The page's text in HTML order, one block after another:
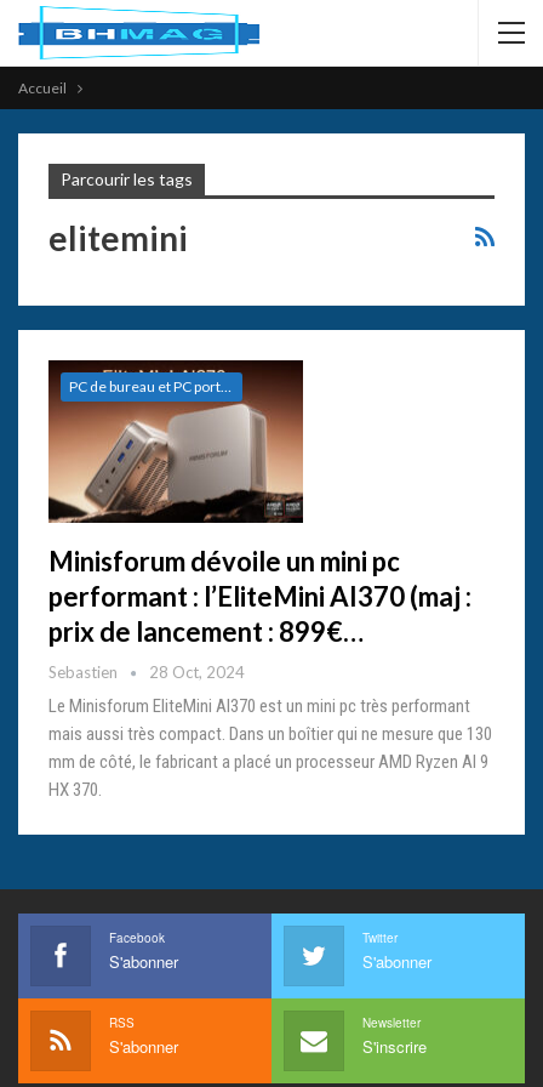
Accueil
Parcourir les tags
elitemini
Minisforum dévoile un mini pc
performant : l’EliteMini AI370 (maj :
prix de lancement : 899€…
Sebastien 28 Oct, 2024
Le Minisforum EliteMini AI370 est un mini pc très performant
mais aussi très compact. Dans un boîtier qui ne mesure que 130
mm de côté, le fabricant a placé un processeur AMD Ryzen AI 9
HX 370.
Facebook
S'abonner
Twitter
S'abonner
RSS
S'abonner
Newsletter
S'inscrire